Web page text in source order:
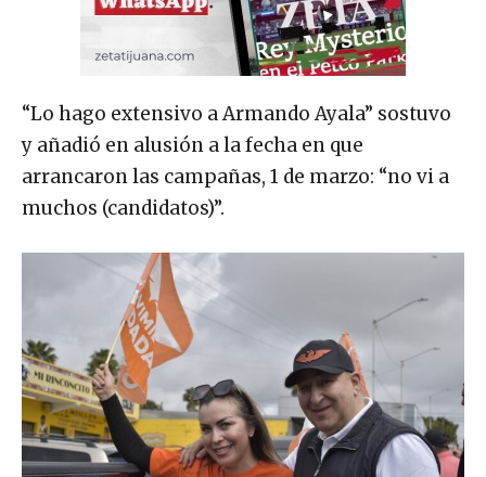
“Lo hago extensivo a Armando Ayala” sostuvo
y añadió en alusión a la fecha en que
arrancaron las campañas, 1 de marzo: “no vi a
muchos (candidatos)”.